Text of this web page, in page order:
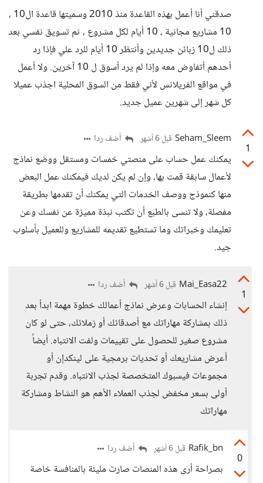
صدقني أنا أعمل بهذه القاعدة منذ 2010 وسميتها قاعدة ال10 ،
10 مشاريع مجانية ، 10 أيام لكل مشروع ، ثم تسويق نفسي بعد
ذلك ل10 زبائن جديدين وأنتظر 10 أيام للرد علي فإذا رد
أحدهم أتفاوض معه وإذا لم يرد أسوق ل 10 آخرين. ولا أعمل
في مواقع الفريلانس لأني فقط من السوق المحلية اجذب عميلا
كل شهر إلى شهرين عميل جديد.
1
Seham_Sleem قبل 6 أشهر أضف ردا
يمكنك عمل حساب على منصتي خمسات ومستقل ووضع نماذج
لأعمال سابقة قمت بها، وإن لم يكن لديك فيمكنك عمل البعض
منها كنموذج ووصف الخدمات التي يمكنك أن تقدمها بطريقة
مفصلة، ولا تنسى بالطبع أن تكتب نبذة مميزة عن نفسك وعن
تعليمك وخبراتك وما تستطيع تقديمه للمشاريع وللعميل بأسلوب
جيد.
1
Mai_Easa22 قبل 6 أشهر أضف ردا
إنشاء الحسابات وعرض نماذج أعمالك خطوة مهمة ابدأ بعد
ذلك بمشاركة مهاراتك مع أصدقائك أو زملائك، حتى لو كان
مشروع صغير للحصول على تقييمات ولفت الانتباه. أيضاً
أعرض مشاريعك أو تحديات برمجية على لينكدإن أو
مجموعات فيسبوك المتخصصة لجذب الانتباه. وقدم تجربة
أولى بسعر مخفض لجذب العملاء الأهم هو النشاط ومشاركة
مهاراتك
0
Rafik_bn قبل 6 أشهر أضف ردا
بصراحة أرى هذه المنصات صارت مليئة بالمنافسة خاصة